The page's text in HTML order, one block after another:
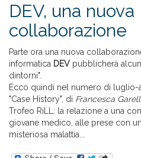
DEV, una nuova
collaborazione
Parte ora una nuova
informatica DEV pubblicherà
dintorni".
Ecco quindi nel numero di
"Case History", di Francesca
Trofeo RiLL: la relazione a una
giovane medico, alle prese con
misteriosa malattia...